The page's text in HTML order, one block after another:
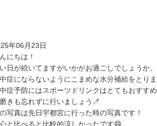
年06月23日
にちは！
日が続いてますがいかがお過ごしでしょうか。
症にならないようにこまめな水分補給をとりま
症予防にはスポーツドリンクはとてもおすす
きも忘れずに行いましょう🪥
写真は先日宇都宮に行った時の写真です！
と比べると比較的涼しかったです😄